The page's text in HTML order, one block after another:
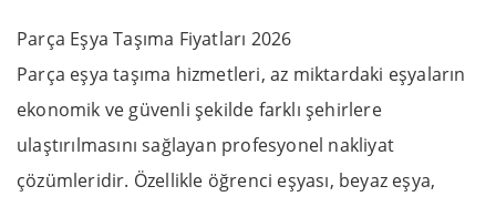
Parça Eşya Taşıma Fiyatları 2026
Parça eşya taşıma hizmetleri, az miktardaki eşyaların
ekonomik ve güvenli şekilde farklı şehirlere
ulaştırılmasını sağlayan profesyonel nakliyat
çözümleridir. Özellikle öğrenci eşyası, beyaz eşya,